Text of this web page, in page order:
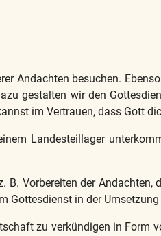
Andachten besuchen.
gestalten wir den
im Vertrauen, dass Gott
Landesteillager
Vorbereiten der Andachten,
Gottesdienst in der
zu verkündigen in Form